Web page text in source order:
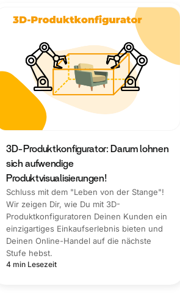
3D-Produktkonfigurator: Darum lohnen
sich aufwendige
Produktvisualisierungen!
Schluss mit dem "Leben von der Stange"!
Wir zeigen Dir, wie Du mit 3D-
Produktkonfiguratoren Deinen Kunden ein
einzigartiges Einkaufserlebnis bieten und
Deinen Online-Handel auf die nächste
Stufe hebst.
4 min Lesezeit